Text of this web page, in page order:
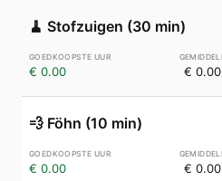
🧹 Stofzuigen (30 min)
€ 0.00 € 0.00
💨 Föhn (10 min)
€ 0.00 € 0.00